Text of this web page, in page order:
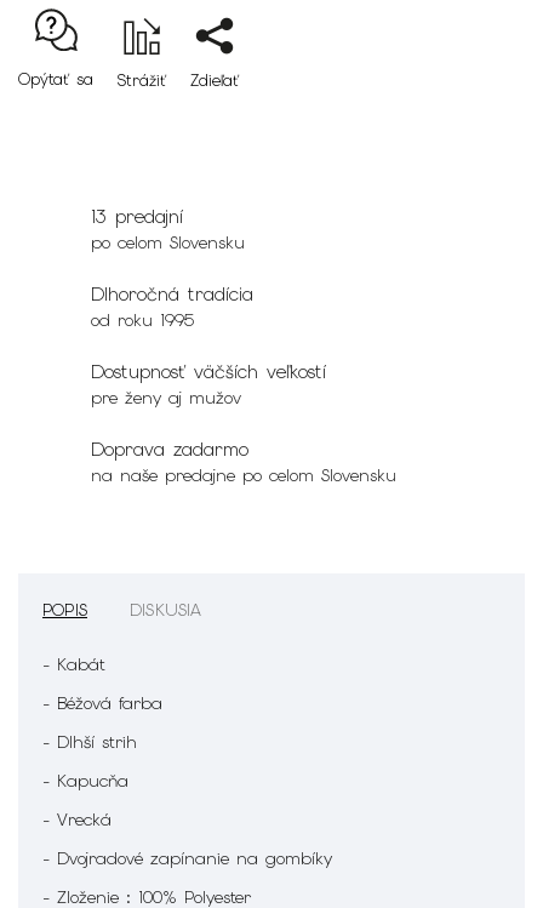
Opýtať sa Strážiť Zdieľať
13 predajní
po celom Slovensku
Dlhoročná tradícia
od roku 1995
Dostupnosť väčších veľkostí
pre ženy aj mužov
Doprava zadarmo
na naše predajne po celom Slovensku
POPIS DISKUSIA
- Kabát
- Béžová farba
- Dlhší strih
- Kapucňa
- Vrecká
- Dvojradové zapínanie na gombíky
- Zloženie : 100% Polyester